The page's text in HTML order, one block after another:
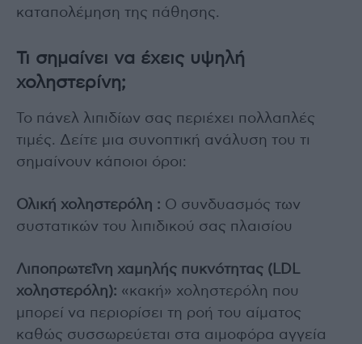
καταπολέμηση της πάθησης.
Τι σημαίνει να έχεις υψηλή
χοληστερίνη;
Το πάνελ λιπιδίων σας περιέχει πολλαπλές
τιμές. Δείτε μια συνοπτική ανάλυση του τι
σημαίνουν κάποιοι όροι:
Ολική χοληστερόλη : Ο συνδυασμός των
συστατικών του λιπιδικού σας πλαισίου
Λιποπρωτεΐνη χαμηλής πυκνότητας (LDL
χοληστερόλη): «κακή» χοληστερόλη που
μπορεί να περιορίσει τη ροή του αίματος
καθώς συσσωρεύεται στα αιμοφόρα αγγεία